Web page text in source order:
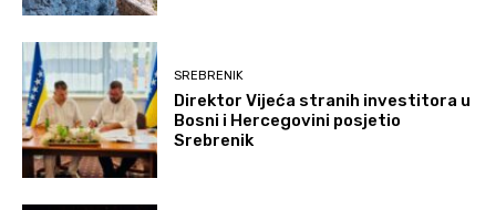
SREBRENIK
Direktor Vijeća stranih investitora u
Bosni i Hercegovini posjetio
Srebrenik